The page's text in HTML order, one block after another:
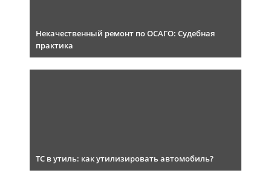
Некачественный ремонт по ОСАГО: Судебная
практика
ТС в утиль: как утилизировать автомобиль?